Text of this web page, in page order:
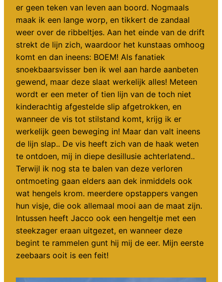
er geen teken van leven aan boord. Nogmaals
maak ik een lange worp, en tikkert de zandaal
weer over de ribbeltjes. Aan het einde van de drift
strekt de lijn zich, waardoor het kunstaas omhoog
komt en dan ineens: BOEM! Als fanatiek
snoekbaarsvisser ben ik wel aan harde aanbeten
gewend, maar deze slaat werkelijk alles! Meteen
wordt er een meter of tien lijn van de toch niet
kinderachtig afgestelde slip afgetrokken, en
wanneer de vis tot stilstand komt, krijg ik er
werkelijk geen beweging in! Maar dan valt ineens
de lijn slap.. De vis heeft zich van de haak weten
te ontdoen, mij in diepe desillusie achterlatend..
Terwijl ik nog sta te balen van deze verloren
ontmoeting gaan elders aan dek inmiddels ook
wat hengels krom. meerdere opstappers vangen
hun visje, die ook allemaal mooi aan de maat zijn.
Intussen heeft Jacco ook een hengeltje met een
steekzager eraan uitgezet, en wanneer deze
begint te rammelen gunt hij mij de eer. Mijn eerste
zeebaars ooit is een feit!